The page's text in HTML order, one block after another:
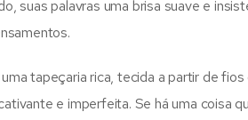
suas palavras uma brisa suave e
tapeçaria rica, tecida a partir de
e imperfeita. Se há uma coisa